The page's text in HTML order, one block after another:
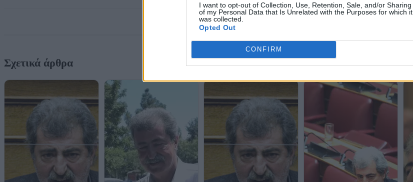
I want to opt-out of Collection, Use, Retention, Sale, and/or Sharing
of my Personal Data that Is Unrelated with the Purposes for which it
was collected.
Opted Out
CONFIRM
Σχετικά άρθρα